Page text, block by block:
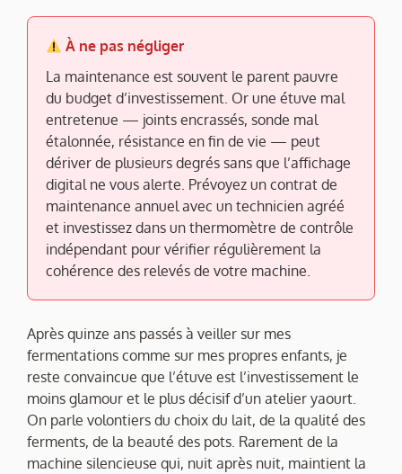
À ne pas négliger
La maintenance est souvent le parent pauvre
du budget d’investissement. Or une étuve mal
entretenue — joints encrassés, sonde mal
étalonnée, résistance en fin de vie — peut
dériver de plusieurs degrés sans que l’affichage
digital ne vous alerte. Prévoyez un contrat de
maintenance annuel avec un technicien agréé
et investissez dans un thermomètre de contrôle
indépendant pour vérifier régulièrement la
cohérence des relevés de votre machine.
Après quinze ans passés à veiller sur mes
fermentations comme sur mes propres enfants, je
reste convaincue que l’étuve est l’investissement le
moins glamour et le plus décisif d’un atelier yaourt.
On parle volontiers du choix du lait, de la qualité des
ferments, de la beauté des pots. Rarement de la
machine silencieuse qui, nuit après nuit, maintient la